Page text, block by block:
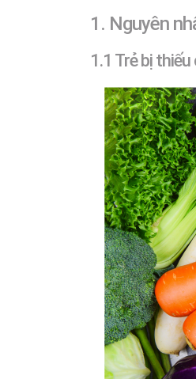
1. Nguyên
1.1 Trẻ bị